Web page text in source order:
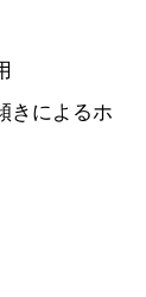
きによるホ